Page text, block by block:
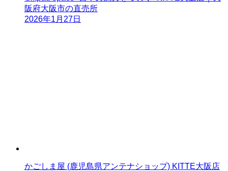
阪府大阪市の直売所
2026年1月27日
かごしま屋 (鹿児島県アンテナショップ) KITTE大阪店